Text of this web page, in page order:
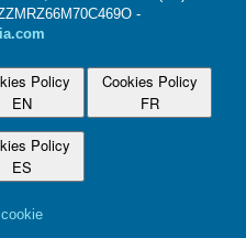
-
Policy
EN
Cookies Policy
FR
Policy
ES